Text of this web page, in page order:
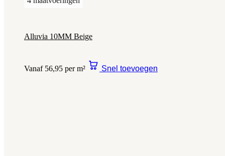
Alluvia 10MM Beige
Vanaf 56,95 per m² Snel toevoegen